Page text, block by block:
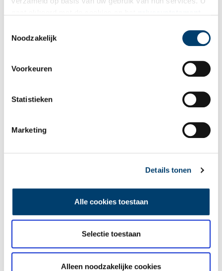
Noodzakelijk
Voorkeuren
Statistieken
Marketing
Details tonen
Alle cookies toestaan
Selectie toestaan
Alleen noodzakelijke cookies